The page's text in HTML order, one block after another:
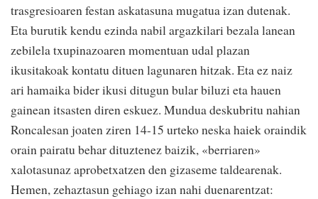
trasgresioaren festan askatasuna mugatua izan dutenak.
Eta burutik kendu ezinda nabil argazkilari bezala lanean
zebilela txupinazoaren momentuan udal plazan
ikusitakoak kontatu dituen lagunaren hitzak. Eta ez naiz
ari hamaika bider ikusi ditugun bular biluzi eta hauen
gainean itsasten diren eskuez. Mundua deskubritu nahian
Roncalesan joaten ziren 14-15 urteko neska haiek oraindik
orain pairatu behar dituztenez baizik, «berriaren»
xalotasunaz aprobetxatzen den gizaseme taldearenak.
Hemen, zehaztasun gehiago izan nahi duenarentzat: